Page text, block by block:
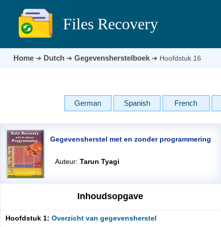
Files Recovery
Home➔ Dutch ➔ Gegevensherstelboek➔ Hoofdstuk 16
German Spanish French
Gegevensherstel met en zonder programmering
Auteur: Tarun Tyagi
Inhoudsopgave
Hoofdstuk 1: Overzicht van gegevensherstel